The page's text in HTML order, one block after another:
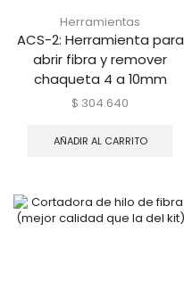
Herramientas
ACS-2: Herramienta para
abrir fibra y remover
chaqueta 4 a 10mm
$ 304.640
AÑADIR AL CARRITO